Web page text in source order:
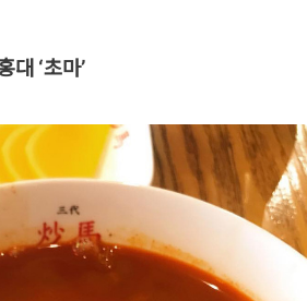
대 ‘초마’